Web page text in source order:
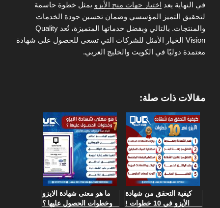
في النهاية يعد اختيار جهات منح الأيزو يمثل خطوة حاسمة
لتحقيق التميز المؤسسي وضمان تحسين جودة الخدمات
والمنتجات. بالتالي وبفضل خدماتها المتميزة، تُعد Quality
Vision الخيار الأمثل للشركات التي تسعى للحصول على شهادة
معتمدة دوليًا في الكويت والخليج العربي.
مقالات ذات صلة:
كيفية التحقق من شهادة
الأيزو في 10 خطوات !
ما هو معنى شهادة الايزو
وخطوات الحصول عليها ؟